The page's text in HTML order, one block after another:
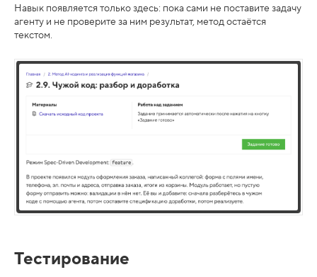
Навык появляется только здесь: пока сами не поставите задачу
агенту и не проверите за ним результат, метод остаётся
текстом.
Тестирование